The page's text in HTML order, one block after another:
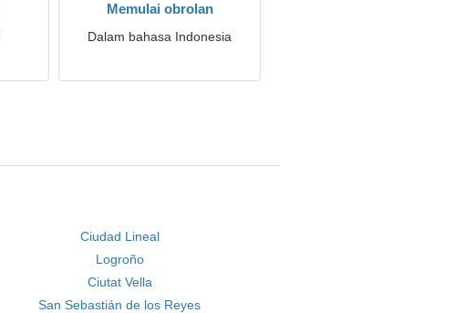
Memulai obrolan
Dalam bahasa Indonesia
Ciudad Lineal
Logroño
Ciutat Vella
San Sebastián de los Reyes